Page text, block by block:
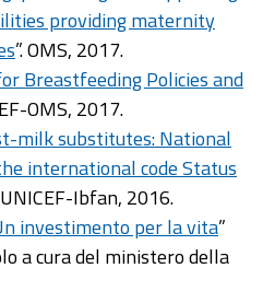
providing maternity
”. OMS, 2017.
Breastfeeding Policies and
OMS, 2017.
milk substitutes: National
international code Status
UNICEF-Ibfan, 2016.
investimento per la vita”
a cura del ministero della